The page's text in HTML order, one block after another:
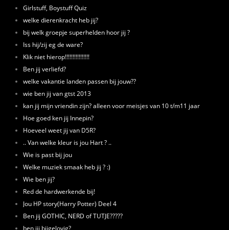
Girlstuff, Boystuff Quiz
welke dierenkracht heb jij?
bij welk groepje superhelden hoor jij ?
Iss hij/zij eg de ware?
Klik niet hierop!!!!!!!!!!!!!!!!
Ben jij verliefd?
welke vakantie landen passen bij jouw??
wie ben jij van gtst 2013
kan jij mijn vriendin zijn? alleen voor meisjes van 10 t/m11 jaar
Hoe goed ken jij Innepin?
Hoeveel weet jij van D5R?
.. Van welke kleur is jou Hart ? ..
Wie is past bij jou
Welke muziek smaak heb jij ? :)
Wie ben jij?
Red de hardwerkende bij!
Jou HP story(Harry Potter) Deel 4
Ben jij GOTHIC, NERD of TUTJE?????
ben jij bijgelovig?